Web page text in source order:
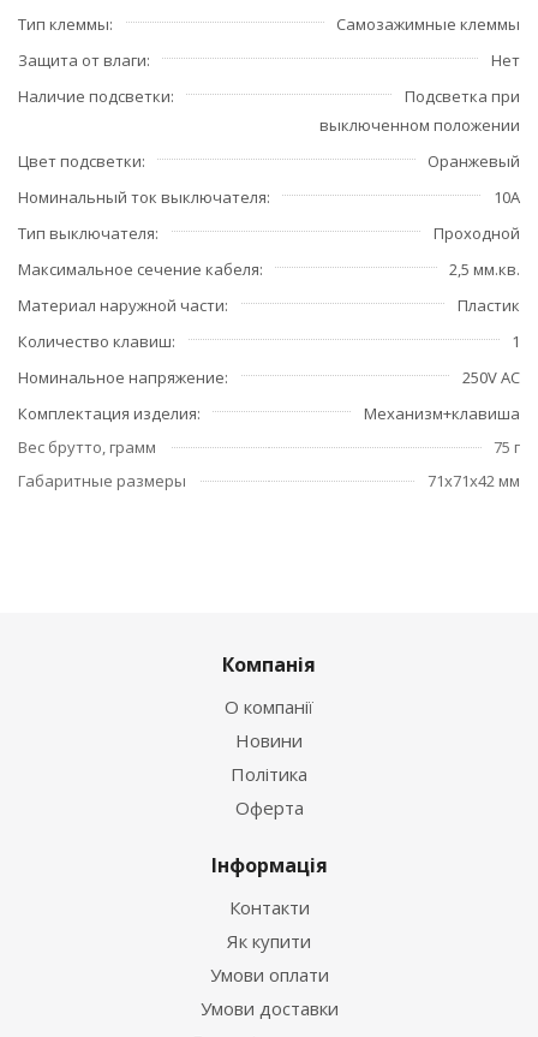
Тип клеммы
Самозажимные клеммы
Защита от влаги
Нет
Наличие подсветки
Подсветка при
выключенном положении
Цвет подсветки
Оранжевый
Номинальный ток выключателя
10А
Тип выключателя
Проходной
Максимальное сечение кабеля
2,5 мм.кв.
Материал наружной части
Пластик
Количество клавиш
1
Номинальное напряжение
250V AC
Комплектация изделия
Механизм+клавиша
Вес брутто, грамм
75 г
Габаритные размеры
71x71x42 мм
Компанія
О компанії
Новини
Політика
Оферта
Інформація
Контакти
Як купити
Умови оплати
Умови доставки